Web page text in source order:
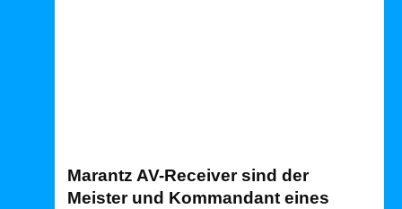
Marantz AV-Receiver sind der
Meister und Kommandant eines